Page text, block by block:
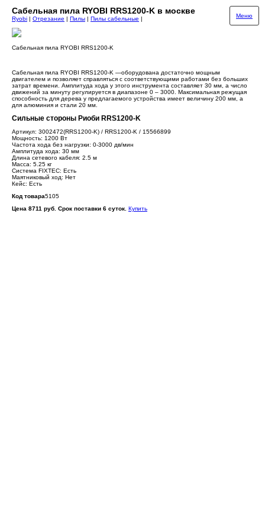
Сабельная пила RYOBI RRS1200-K в москве
Меню
Ryobi | Отрезание | Пилы | Пилы сабельные |
Сабельная пила RYOBI RRS1200-K
Сабельная пила RYOBI RRS1200-K —оборудована достаточно мощным
двигателем и позволяет справляться с соответствующими работами без больших
затрат времени. Амплитуда хода у этого инструмента составляет 30 мм, а число
движений за минуту регулируется в диапазоне 0 – 3000. Максимальная режущая
способность для дерева у предлагаемого устройства имеет величину 200 мм, а
для алюминия и стали 20 мм.
Сильные стороны Риоби RRS1200-K
Артикул: 3002472(RRS1200-K) / RRS1200-K / 15566899
Мощность: 1200 Вт
Частота хода без нагрузки: 0-3000 дв/мин
Амплитуда хода: 30 мм
Длина сетевого кабеля: 2.5 м
Масса: 5.25 кг
Система FIXTEC: Есть
Маятниковый ход: Нет
Кейс: Есть
Код товара5105
Цена 8711 руб. Срок поставки 6 суток. Купить